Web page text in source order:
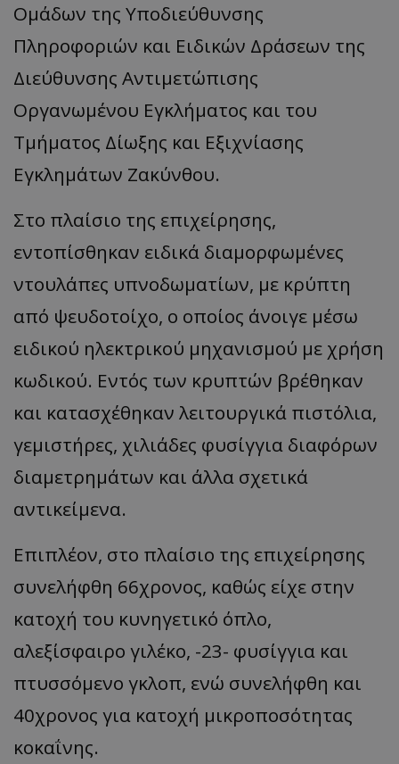
Ομάδων της Υποδιεύθυνσης
Πληροφοριών και Ειδικών Δράσεων της
Διεύθυνσης Αντιμετώπισης
Οργανωμένου Εγκλήματος και του
Τμήματος Δίωξης και Εξιχνίασης
Εγκλημάτων Ζακύνθου.
Στο πλαίσιο της επιχείρησης,
εντοπίσθηκαν ειδικά διαμορφωμένες
ντουλάπες υπνοδωματίων, με κρύπτη
από ψευδοτοίχο, ο οποίος άνοιγε μέσω
ειδικού ηλεκτρικού μηχανισμού με χρήση
κωδικού. Εντός των κρυπτών βρέθηκαν
και κατασχέθηκαν λειτουργικά πιστόλια,
γεμιστήρες, χιλιάδες φυσίγγια διαφόρων
διαμετρημάτων και άλλα σχετικά
αντικείμενα.
Επιπλέον, στο πλαίσιο της επιχείρησης
συνελήφθη 66χρονος, καθώς είχε στην
κατοχή του κυνηγετικό όπλο,
αλεξίσφαιρο γιλέκο, -23- φυσίγγια και
πτυσσόμενο γκλοπ, ενώ συνελήφθη και
40χρονος για κατοχή μικροποσότητας
κοκαΐνης.